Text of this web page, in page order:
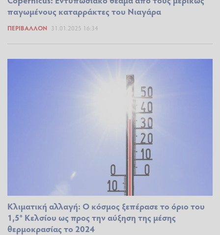
παγωμένους καταρράκτες του Νιαγάρα
ΠΕΡΙΒΆΛΛΟΝ 31.01.2025 16:34
Κλιματική αλλαγή: Ο κόσμος ξεπέρασε το όριο του
1,5° Κελσίου ως προς την αύξηση της μέσης
θερμοκρασίας το 2024